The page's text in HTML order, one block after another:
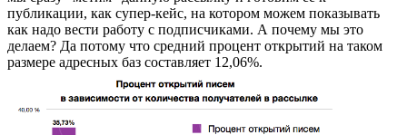
публикации, как супер-кейс, на котором можем показывать
как надо вести работу с подписчиками. А почему мы это
делаем? Да потому что средний процент открытий на таком
размере адресных баз составляет 12,06%.